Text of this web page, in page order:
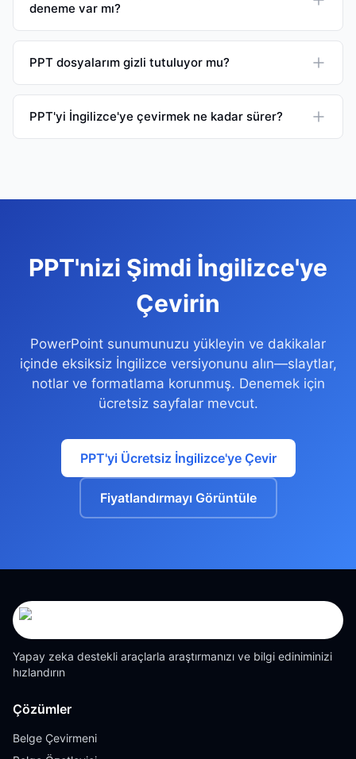
deneme var mı?
PPT dosyalarım gizli tutuluyor mu?
PPT'yi İngilizce'ye çevirmek ne kadar sürer?
PPT'nizi Şimdi İngilizce'ye
Çevirin
PowerPoint sunumunuzu yükleyin ve dakikalar
içinde eksiksiz İngilizce versiyonunu alın—slaytlar,
notlar ve formatlama korunmuş. Denemek için
ücretsiz sayfalar mevcut.
PPT'yi Ücretsiz İngilizce'ye Çevir
Fiyatlandırmayı Görüntüle
Yapay zeka destekli araçlarla araştırmanızı ve bilgi ediniminizi
hızlandırın
Çözümler
Belge Çevirmeni